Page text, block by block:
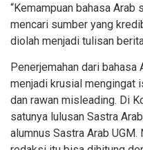
“Kemampuan bahasa Arab
mencari sumber yang
diolah menjadi tulisan
Penerjemahan dari
menjadi krusial
dan rawan misleading. Di
satunya lulusan Sastra
alumnus Sastra Arab